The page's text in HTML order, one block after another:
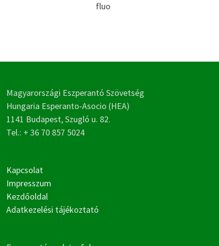
fluo
Magyarországi Eszperantó Szövetség
Hungaria Esperanto-Asocio (HEA)
1141 Budapest, Szugló u. 82.
Tel.: + 36 70 857 5024
Kapcsolat
Impresszum
Kezdőoldal
Adatkezelési tájékoztató